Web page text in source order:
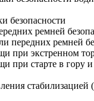
безопасности
ремней
передних ремней
при экстренном
при старте в гору
стабилизацией